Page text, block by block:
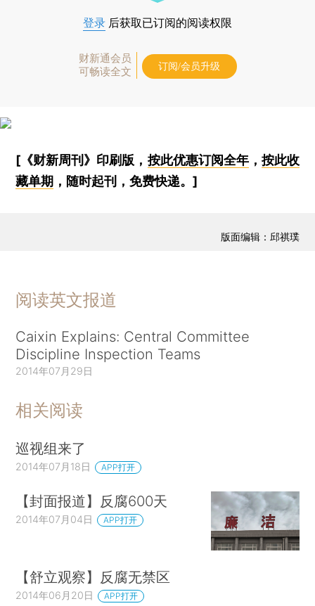
登录 后获取已订阅的阅读权限
财新通会员
可畅读全文
订阅/会员升级
[《财新周刊》印刷版， 按此优惠订阅全年， 按此收
藏单期 ，随时起刊，免费快递。]
版面编辑：邱祺璞
阅读英文报道
Caixin Explains: Central Committee
Discipline Inspection Teams
2014年07月29日
相关阅读
巡视组来了
2014年07月18日 APP打开
【封面报道】反腐600天
2014年07月04日 APP打开
【舒立观察】反腐无禁区
2014年06月20日 APP打开